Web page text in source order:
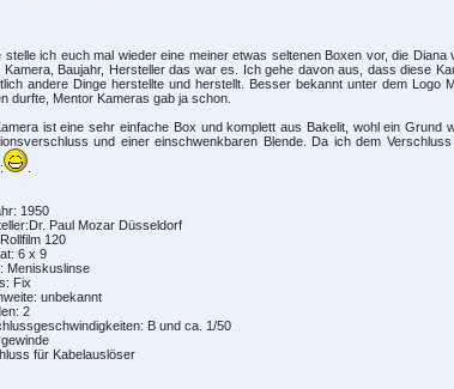
stelle ich euch mal wieder eine meiner etwas seltenen Boxen vor, die
Kamera, Baujahr, Hersteller das war es. Ich gehe davon aus, dass diese
andere Dinge herstellte und herstellt. Besser bekannt unter dem Logo
durfte, Mentor Kameras gab ja schon.
ist eine sehr einfache Box und komplett aus Bakelit, wohl ein Grund
und einer einschwenkbaren Blende. Da ich dem
1950
Paul Mozar Düsseldorf
120
6 x 9
Meniskuslinse
Fix
unbekannt
2
B und ca. 1/50
für Kabelauslöser